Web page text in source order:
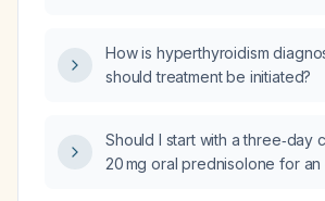
How is hyperthyroidism
should treatment be initiated?
Should I start with a three‑day
20 mg oral prednisolone for an